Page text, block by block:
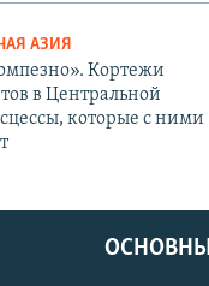
АЗИЯ
Кортежи
в Центральной
которые с ними